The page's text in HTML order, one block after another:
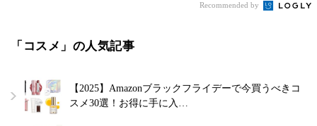
Recommended by
「コスメ」の人気記事
【2025】Amazonブラックフライデーで今買うべきコ
スメ30選！お得に手に入…